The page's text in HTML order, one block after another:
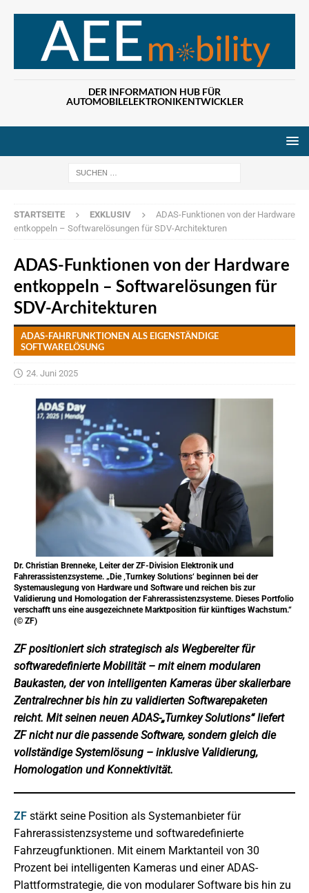
DER INFORMATION HUB FÜR
AUTOMOBILELEKTRONIKENTWICKLER
STARTSEITE EXKLUSIV
ADAS-Funktionen von der Hardware
entkoppeln – Softwarelösungen für SDV-Architekturen
ADAS-Funktionen von der Hardware
entkoppeln – Softwarelösungen für
SDV-Architekturen
ADAS-FAHRFUNKTIONEN ALS EIGENSTÄNDIGE
SOFTWARELÖSUNG
24. Juni 2025
Dr. Christian Brenneke, Leiter der ZF-Division Elektronik und
Fahrerassistenzsysteme. „Die ‚Turnkey Solutions‘ beginnen bei der
Systemauslegung von Hardware und Software und reichen bis zur
Validierung und Homologation der Fahrerassistenzsysteme. Dieses Portfolio
verschafft uns eine ausgezeichnete Marktposition für künftiges Wachstum.“
(© ZF)
ZF positioniert sich strategisch als Wegbereiter für
softwaredefinierte Mobilität – mit einem modularen
Baukasten, der von intelligenten Kameras über skalierbare
Zentralrechner bis hin zu validierten Softwarepaketen
reicht. Mit seinen neuen ADAS-„Turnkey Solutions“ liefert
ZF nicht nur die passende Software, sondern gleich die
vollständige Systemlösung – inklusive Validierung,
Homologation und Konnektivität.
ZF stärkt seine Position als Systemanbieter für
Fahrerassistenzsysteme und softwaredefinierte
Fahrzeugfunktionen. Mit einem Marktanteil von 30
Prozent bei intelligenten Kameras und einer ADAS-
Plattformstrategie, die von modularer Software bis hin zu